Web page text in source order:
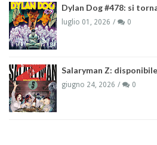
Dylan Dog #478: si
luglio 01, 2026 0
Salaryman Z:
giugno 24, 2026 0